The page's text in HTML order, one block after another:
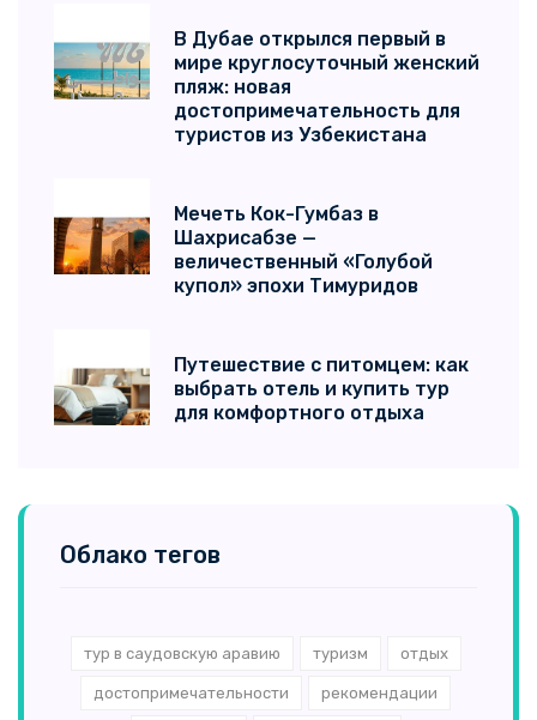
В Дубае открылся первый в
мире круглосуточный женский
пляж: новая
достопримечательность для
туристов из Узбекистана
Мечеть Кок-Гумбаз в
Шахрисабзе —
величественный «Голубой
купол» эпохи Тимуридов
Путешествие с питомцем: как
выбрать отель и купить тур
для комфортного отдыха
Облако тегов
тур в саудовскую аравию туризм отдых
достопримечательности рекомендации